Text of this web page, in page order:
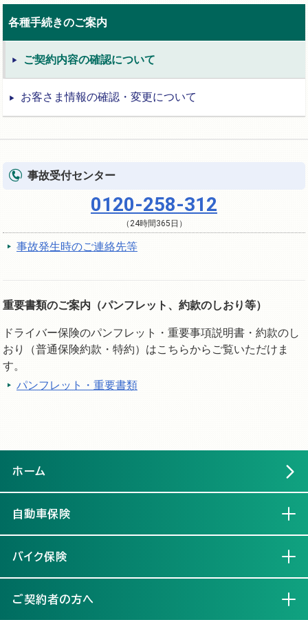
各種手続きのご案内
ご契約内容の確認について
お客さま情報の確認・変更について
事故受付センター
0120-258-312
（24時間365日）
事故発生時のご連絡先等
重要書類のご案内（パンフレット、約款のしおり等）
ドライバー保険のパンフレット・重要事項説明書・約款のし
おり（普通保険約款・特約）はこちらからご覧いただけま
す。
パンフレット・重要書類
ホーム
自動車保険
バイク保険
ご契約者の方へ